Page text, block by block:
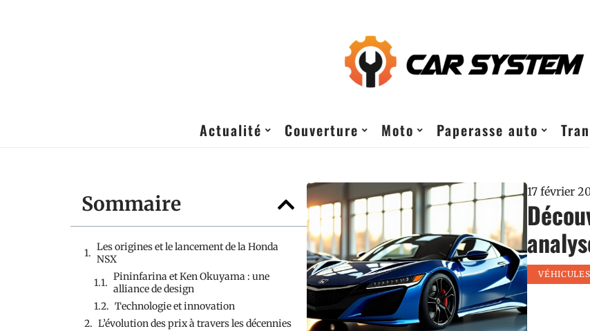
Actualité Couverture Moto Paperasse auto
Sommaire
Les origines et le lancement de la Honda
NSX
Pininfarina et Ken Okuyama : une
alliance de design
Technologie et innovation
L’évolution des prix à travers les décennies
17 février
VÉHICULES